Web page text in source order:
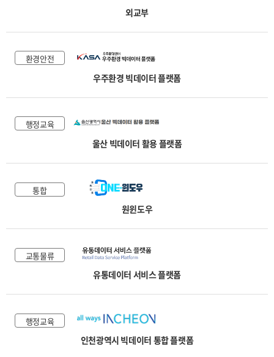
외교부
환경안전
우주환경 빅데이터 플랫폼
행정교육
울산 빅데이터 활용 플랫폼
통합
원윈도우
교통물류
유통데이터 서비스 플랫폼
행정교육
인천광역시 빅데이터 통합 플랫폼